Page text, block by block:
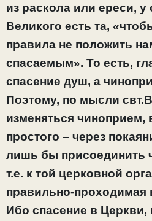
из раскола или ереси, у
Великого есть та,
правила не положить
спасаемым». То есть,
спасение душ, а
Поэтому, по мысли
изменяться чиноприем,
простого – через
лишь бы присоединить
т.е. к той церковной
правильно-проходимая
Ибо спасение в